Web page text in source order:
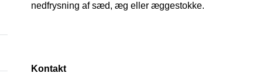
nedfrysning af sæd, æg eller æggestokke.
Kontakt